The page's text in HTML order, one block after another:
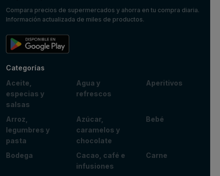
Compara precios de supermercados y ahorra en tu compra diaria.
Información actualizada de miles de productos.
Categorías
Aceite,
especias y
salsas
Agua y
refrescos
Aperitivos
Arroz,
legumbres y
pasta
Azúcar,
caramelos y
chocolate
Bebé
Bodega
Cacao, café e
infusiones
Carne